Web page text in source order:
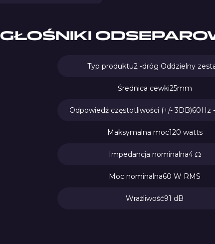
GŁOŚNIKI
Typ produktu2 -dróg Oddzielny
Średnica cewki25mm
Odpowiedź częstotliwości (+/- 3DB)60Hz
Maksymalna moc120 watts
Impedancja nominalna4 Ω
Moc nominalna60 W RMS
Wrażliwość91 dB